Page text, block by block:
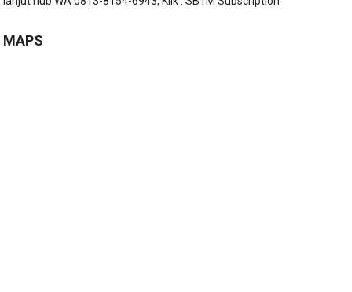
MAPS